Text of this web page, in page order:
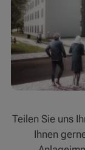
Teilen Sie uns
Ihnen